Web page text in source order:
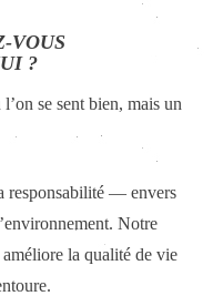
VOUS
?
se sent bien, mais un
responsabilité — envers
Notre
la qualité de vie